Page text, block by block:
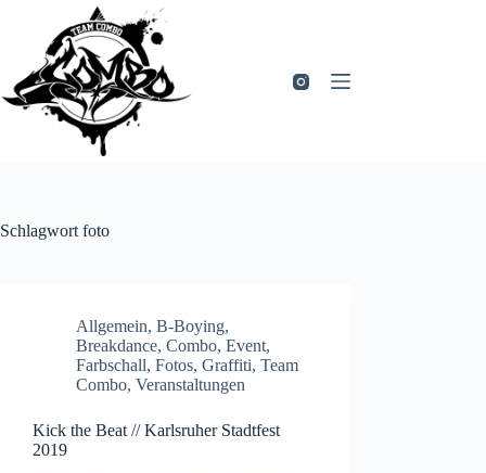
springen
Schlagwort foto
Allgemein, B-Boying,
Breakdance, Combo, Event,
Farbschall, Fotos, Graffiti, Team
Combo, Veranstaltungen
Kick the Beat // Karlsruher Stadtfest
2019